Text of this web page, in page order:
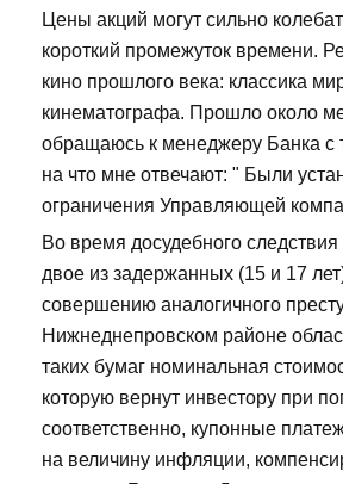
Цены акций могут сильно
короткий промежуток времени.
кино прошлого века: классика
кинематографа. Прошло около
обращаюсь к менеджеру Банка с
на что мне отвечают: " Были
ограничения Управляющей
Во время досудебного
двое из задержанных (15 и 17
совершению аналогичного
Нижнеднепровском районе
таких бумаг номинальная
которую вернут инвестору при
соответственно, купонные
на величину инфляции,